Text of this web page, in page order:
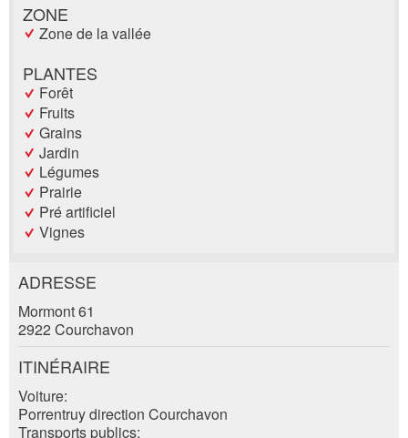
ZONE
Zone de la vallée
PLANTES
Forêt
Fruits
Grains
Jardin
Légumes
Prairie
Pré artificiel
Vignes
Annonces répréhensibles
Commentaires généraux
Cette annonce n'est plus valable
Recommander l'annonce
Réservation
Nombre de participants *:
ADRESSE
Mormont 61
2922 Courchavon
ITINÉRAIRE
Voiture:
Porrentruy direction Courchavon
Transports publics: